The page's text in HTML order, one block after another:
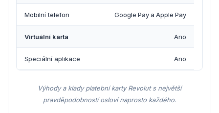
Mobilní telefon Google Pay a Apple Pay
Virtuální karta Ano
Speciální aplikace Ano
Výhody a klady platební karty Revolut s největší
pravděpodobností osloví naprosto každého.